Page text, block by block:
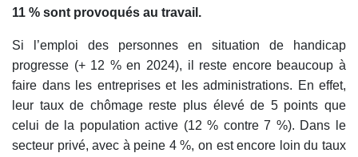
11 % sont provoqués au travail.
Si l’emploi des personnes en situation de handicap
progresse (+ 12 % en 2024), il reste encore beaucoup à
faire dans les entreprises et les administrations. En effet,
leur taux de chômage reste plus élevé de 5 points que
celui de la population active (12 % contre 7 %). Dans le
secteur privé, avec à peine 4 %, on est encore loin du taux